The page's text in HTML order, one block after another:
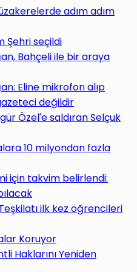
adım adım
Şehri seçildi
Bahçeli ile bir araya
Eline mikrofon alıp
değildir
Özel'e saldıran Selçuk
10 milyondan fazla
için takvim belirlendi:
ilk kez öğrencileri
Koruyor
Haklarını Yeniden